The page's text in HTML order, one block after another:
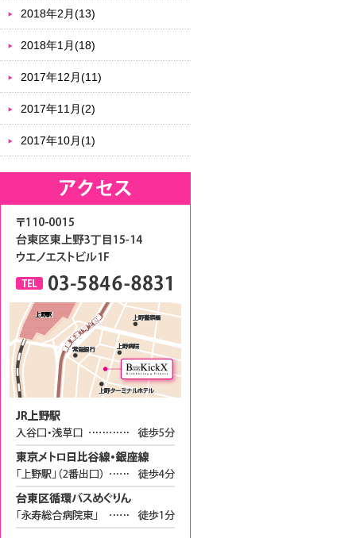
2018年2月(13)
2018年1月(18)
2017年12月(11)
2017年11月(2)
2017年10月(1)